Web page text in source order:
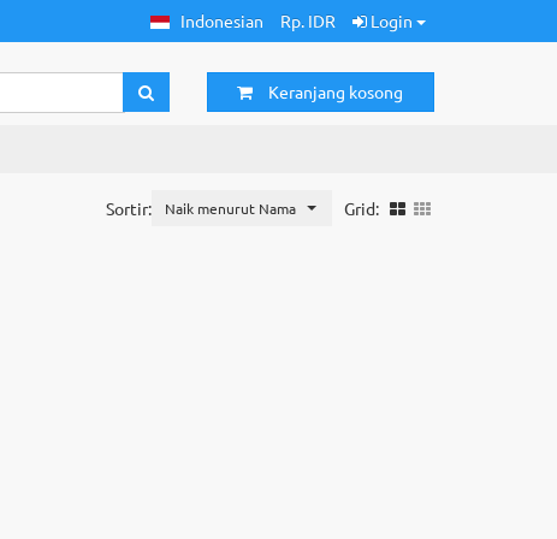
Indonesian Rp. IDR Login
Keranjang kosong
Grid:
Sortir: Naik menurut Nama